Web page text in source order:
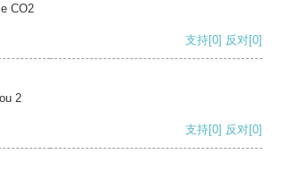
CO2
支持[0] 反对[0]
2
支持[0] 反对[0]